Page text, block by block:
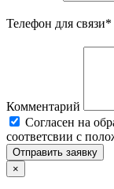
Телефон для связи*
Комментарий
Cогласен на
соответсвии с
Отправить заявку
×